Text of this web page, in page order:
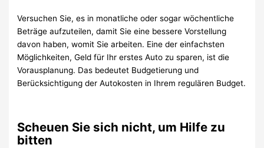
Versuchen Sie, es in monatliche oder sogar wöchentliche
Beträge aufzuteilen, damit Sie eine bessere Vorstellung
davon haben, womit Sie arbeiten. Eine der einfachsten
Möglichkeiten, Geld für Ihr erstes Auto zu sparen, ist die
Vorausplanung. Das bedeutet Budgetierung und
Berücksichtigung der Autokosten in Ihrem regulären Budget.
Scheuen Sie sich nicht, um Hilfe zu
bitten